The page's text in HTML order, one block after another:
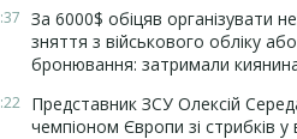
За 6000$ обіцяв організувати
зняття з військового обліку або
бронювання: затримали
Представник ЗСУ Олексій
чемпіоном Європи зі стрибків у